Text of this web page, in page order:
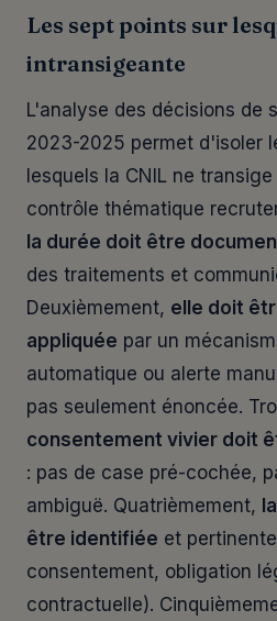
Les sept points sur
intransigeante
L'analyse des décisions de
2023-2025 permet d'isoler
lesquels la CNIL ne
contrôle thématique
la durée doit être
des traitements et
Deuxièmement, elle doit
appliquée par un
automatique ou alerte
pas seulement énoncée.
consentement vivier doit
: pas de case pré-cochée,
ambiguë. Quatrièmement,
être identifiée et
consentement, obligation
contractuelle).